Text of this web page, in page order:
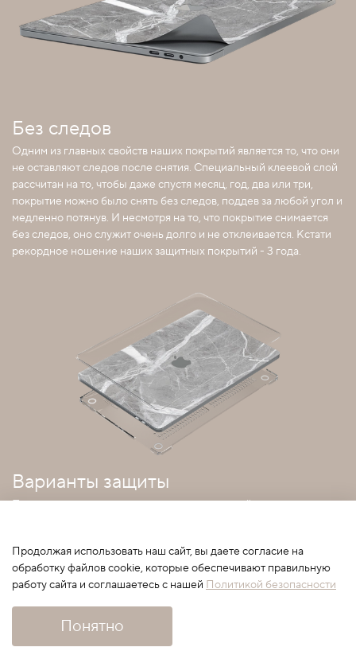
Без следов
Одним из главных свойств наших покрытий является то, что они
не оставляют следов после снятия. Специальный клеевой слой
рассчитан на то, чтобы даже спустя месяц, год, два или три,
покрытие можно было снять без следов, поддев за любой угол и
медленно потянув. И несмотря на то, что покрытие снимается
без следов, оно служит очень долго и не отклеивается. Кстати
рекордное ношение наших защитных покрытий - 3 года.
Варианты защиты
Покрытия можно совмещать с прозрачным кейсом
Продолжая использовать наш сайт, вы даете согласие на
обработку файлов cookie, которые обеспечивают правильную
работу сайта и соглашаетесь с нашей Политикой безопасности
Понятно